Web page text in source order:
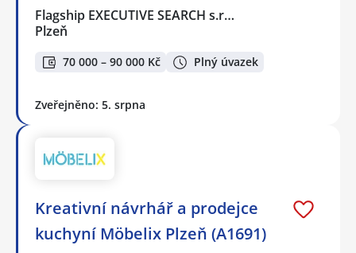
Flagship EXECUTIVE SEARCH s.r…
Plzeň
70 000 – 90 000 Kč Plný úvazek
Zveřejněno: 5. srpna
Kreativní návrhář a prodejce
kuchyní Möbelix Plzeň (A1691)